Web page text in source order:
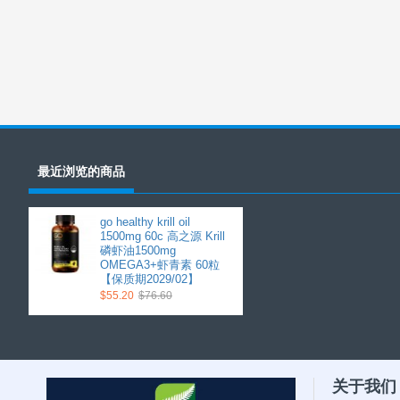
最近浏览的商品
go healthy krill oil
1500mg 60c 高之源 Krill
磷虾油1500mg
OMEGA3+虾青素 60粒
【保质期2029/02】
$55.20 $76.60
关于我们